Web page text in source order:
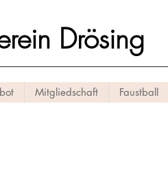
Drösing
Mitgliedschaft Faustball